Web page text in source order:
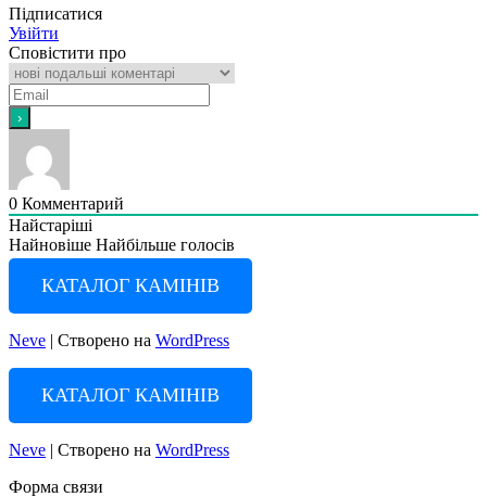
Підписатися
Увійти
Сповістити про
0 Комментарий
Найстаріші
Найновіше Найбільше голосів
КАТАЛОГ КАМІНІВ
Neve | Створено на WordPress
КАТАЛОГ КАМІНІВ
Neve | Створено на WordPress
Форма связи